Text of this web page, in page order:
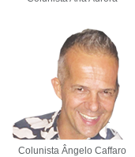
Colunista Ângelo Caffaro